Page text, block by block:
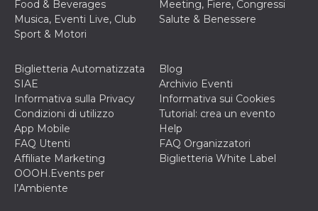
Food & Beverages
Meeting, Fiere, Congressi
Musica, Eventi Live, Club
Salute & Benessere
Sport & Motori
Biglietteria Automatizzata
SIAE
Blog
Archivio Eventi
Informativa sulla Privacy
Informativa sui Cookies
Condizioni di utilizzo
Tutorial: crea un evento
App Mobile
Help
FAQ Utenti
FAQ Organizzatori
Affiliate Marketing
Biglietteria White Label
OOOH.Events per
l’Ambiente
Storage declaration
Session
storage
wpEmojiSettingsSupports
Session
storage
cn_uc__
Local
storage